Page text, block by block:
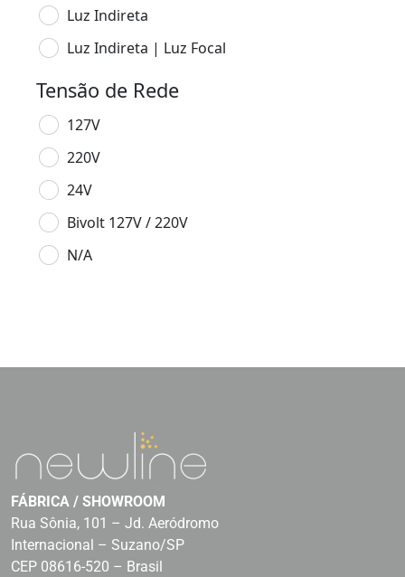
Luz Indireta
Luz Indireta | Luz Focal
Tensão de Rede
127V
220V
24V
Bivolt 127V / 220V
N/A
FÁBRICA / SHOWROOM
Rua Sônia, 101 – Jd. Aeródromo
Internacional – Suzano/SP
CEP 08616-520 – Brasil